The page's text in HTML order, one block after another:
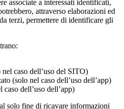
associate a interessati identificati,
attraverso elaborazioni ed
terzi, permettere di identificare gli
caso dell’uso del SITO)
(solo nel caso dell’uso dell’app)
dell’uso dell’app)
solo fine di ricavare informazioni